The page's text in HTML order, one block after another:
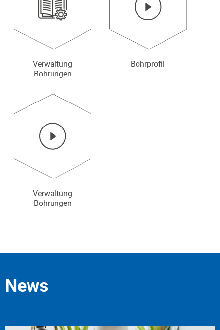
Verwaltung
Bohrungen
Bohrprofil
Verwaltung
Bohrungen
News